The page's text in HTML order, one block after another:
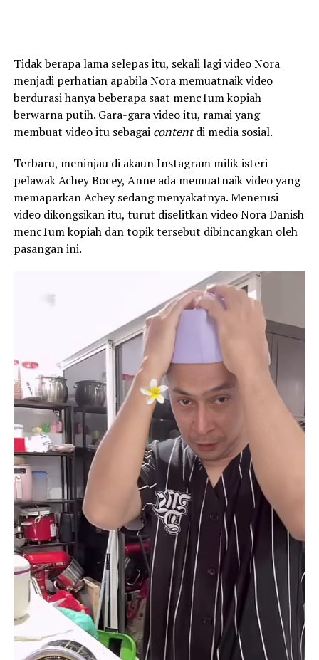
Tidak berapa lama selepas itu, sekali lagi video Nora
menjadi perhatian apabila Nora memuatnaik video
berdurasi hanya beberapa saat menc1um kopiah
berwarna putih. Gara-gara video itu, ramai yang
membuat video itu sebagaicontentdi media sosial.
Terbaru, meninjau di akaun Instagram milik isteri
pelawak Achey Bocey, Anne ada memuatnaik video yang
memaparkan Achey sedang menyakatnya. Menerusi
video dikongsikan itu, turut diselitkan video Nora Danish
menc1um kopiah dan topik tersebut dibincangkan oleh
pasangan ini.